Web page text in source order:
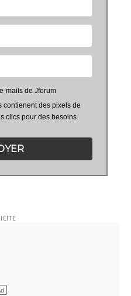
mails de Jforum
contienent des pixels de
clics pour des besoins